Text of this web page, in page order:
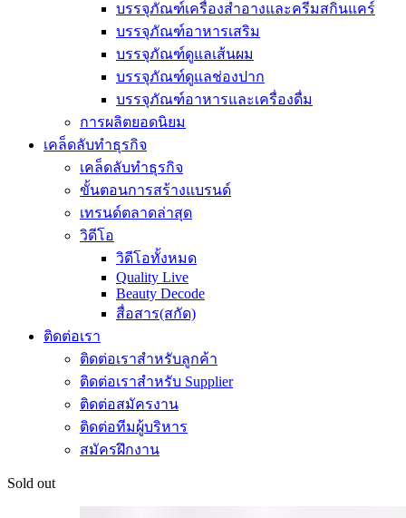
บรรจุภัณฑ์เครื่องสำอางและครีมสกินแคร์
บรรจุภัณฑ์อาหารเสริม
บรรจุภัณฑ์ดูแลเส้นผม
บรรจุภัณฑ์ดูแลช่องปาก
บรรจุภัณฑ์อาหารและเครื่องดื่ม
การผลิตยอดนิยม
เคล็ดลับทำธุรกิจ
เคล็ดลับทำธุรกิจ
ขั้นตอนการสร้างแบรนด์
เทรนด์ตลาดล่าสุด
วิดีโอ
วิดีโอทั้งหมด
Quality Live
Beauty Decode
สื่อสาร(สกัด)
ติดต่อเรา
ติดต่อเราสำหรับลูกค้า
ติดต่อเราสำหรับ Supplier
ติดต่อสมัครงาน
ติดต่อทีมผู้บริหาร
สมัครฝึกงาน
Sold out